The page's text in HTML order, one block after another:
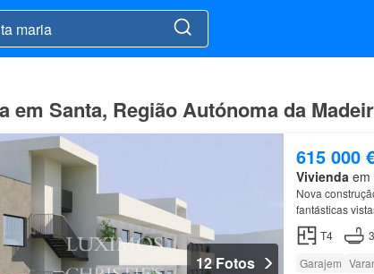
em Santa, Região Autónoma da
12 Fotos
615 000
Viviendaem
Nova
fantásticas
T4
3
Garajem